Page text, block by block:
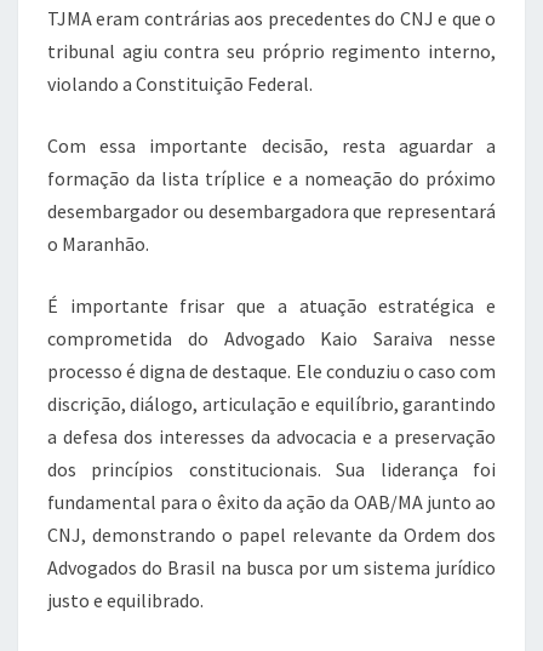
TJMA eram contrárias aos precedentes do CNJ e que o
tribunal agiu contra seu próprio regimento interno,
violando a Constituição Federal.
Com essa importante decisão, resta aguardar a
formação da lista tríplice e a nomeação do próximo
desembargador ou desembargadora que representará
o Maranhão.
É importante frisar que a atuação estratégica e
comprometida do Advogado Kaio Saraiva nesse
processo é digna de destaque. Ele conduziu o caso com
discrição, diálogo, articulação e equilíbrio, garantindo
a defesa dos interesses da advocacia e a preservação
dos princípios constitucionais. Sua liderança foi
fundamental para o êxito da ação da OAB/MA junto ao
CNJ, demonstrando o papel relevante da Ordem dos
Advogados do Brasil na busca por um sistema jurídico
justo e equilibrado.